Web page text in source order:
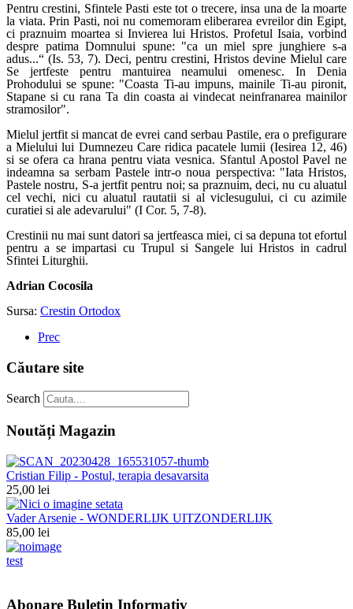
Pentru crestini, Sfintele Pasti este tot o trecere, insa una de la moarte
la viata. Prin Pasti, noi nu comemoram eliberarea evreilor din Egipt,
ci praznuim moartea si Invierea lui Hristos. Profetul Isaia, vorbind
despre patima Domnului spune: "ca un miel spre junghiere s-a
adus...“ (Is. 53, 7). Deci, pentru crestini, Hristos devine Mielul care
Se jertfeste pentru mantuirea neamului omenesc. In Denia
Prohodului se spune: "Coasta Ti-au impuns, mainile Ti-au pironit,
Stapane si cu rana Ta din coasta ai vindecat neinfranarea mainilor
stramosilor".
Mielul jertfit si mancat de evrei cand serbau Pastile, era o prefigurare
a Mielului lui Dumnezeu Care ridica pacatele lumii (Iesirea 12, 46)
si se ofera ca hrana pentru viata vesnica. Sfantul Apostol Pavel ne
indeamna sa serbam Pastele intr-o noua perspectiva: "Iata Hristos,
Pastele nostru, S-a jertfit pentru noi; sa praznuim, deci, nu cu aluatul
cel vechi, nici cu aluatul rautatii si al viclesugului, ci cu azimile
curatiei si ale adevarului" (I Cor. 5, 7-8).
Crestinii nu mai sunt datori sa jertfeasca miei, ci sa depuna tot efortul
pentru a se impartasi cu Trupul si Sangele lui Hristos in cadrul
Sfintei Liturghii.
Adrian Cocosila
Sursa: Crestin Ortodox
Prec
Căutare site
Search
Noutăți Magazin
Cristian Filip - Postul, terapia desavarsita
25,00 lei
Vader Arsenie - WONDERLIJK UITZONDERLIJK
85,00 lei
test
Abonare Buletin Informativ